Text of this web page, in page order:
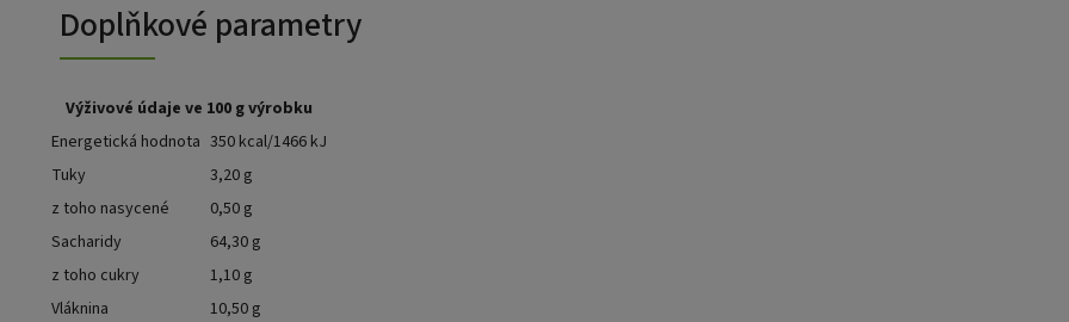
Doplňkové parametry
Výživové údaje ve 100 g výrobku
Energetická hodnota 350 kcal/1466 kJ
Tuky
3,20 g
z toho nasycené
0,50 g
Sacharidy
64,30 g
z toho cukry
1,10 g
Vláknina
10,50 g